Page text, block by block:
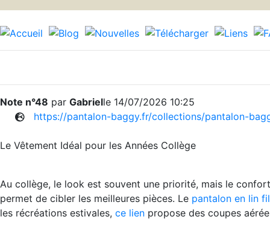
Note n°48 par Gabrielle 14/07/2026 10:25
https://pantalon-baggy.fr/collections/pantalon-
Le Vêtement Idéal pour les Années Collège
Au collège, le look est souvent une priorité, mais le
permet de cibler les meilleures pièces. Le pantalon en lin
les récréations estivales, ce lien propose des coupes